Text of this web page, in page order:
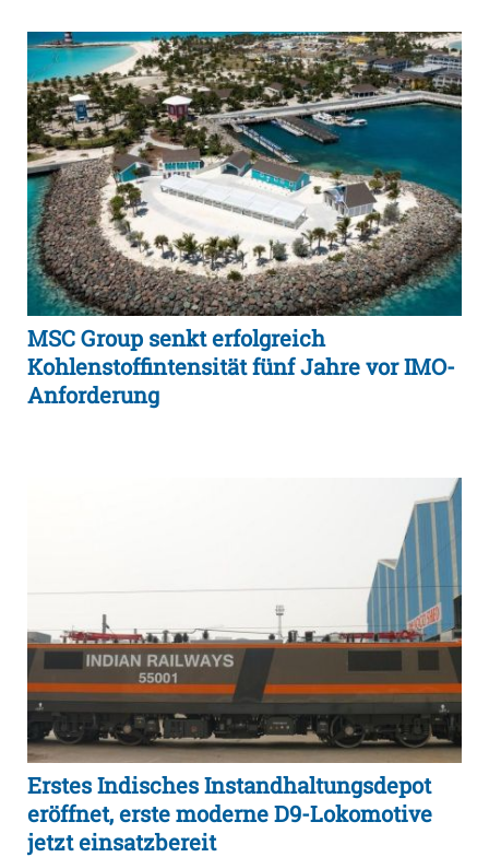
MSC Group senkt erfolgreich
Kohlenstoffintensität fünf Jahre vor IMO-
Anforderung
Erstes Indisches Instandhaltungsdepot
eröffnet, erste moderne D9-Lokomotive
jetzt einsatzbereit